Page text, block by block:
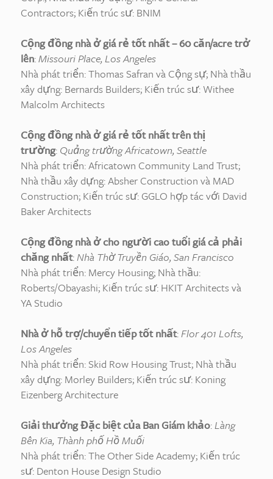
Contractors; Kiến trúc sư: BNIM
Cộng đồng nhà ở giá rẻ tốt nhất – 60 căn/acre trở
lên:Missouri Place, Los Angeles
Nhà phát triển: Thomas Safran và Cộng sự; Nhà thầu
xây dựng: Bernards Builders; Kiến trúc sư: Withee
Malcolm Architects
Cộng đồng nhà ở giá rẻ tốt nhất trên thị
trường: Quảng trường Africatown, Seattle
Nhà phát triển: Africatown Community Land Trust;
Nhà thầu xây dựng: Absher Construction và MAD
Construction; Kiến trúc sư: GGLO hợp tác với David
Baker Architects
Cộng đồng nhà ở cho người cao tuổi giá cả phải
chăng nhất:Nhà Thờ Truyền Giáo, San Francisco
Nhà phát triển: Mercy Housing; Nhà thầu:
Roberts/Obayashi; Kiến trúc sư: HKIT Architects và
YA Studio
Nhà ở hỗ trợ/chuyển tiếp tốt nhất:Flor 401 Lofts,
Los Angeles
Nhà phát triển: Skid Row Housing Trust; Nhà thầu
xây dựng: Morley Builders; Kiến trúc sư: Koning
Eizenberg Architecture
Giải thưởng Đặc biệt của Ban Giám khảo:Làng
Bên Kia, Thành phố Hồ Muối
Nhà phát triển: The Other Side Academy; Kiến trúc
sư: Denton House Design Studio